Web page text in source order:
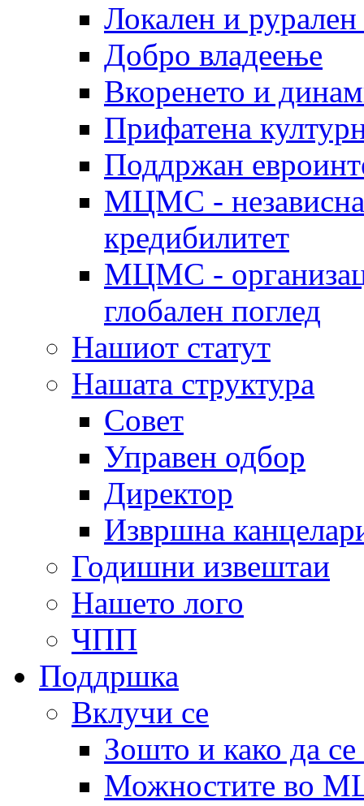
Локален и рурален
Добро владеење
Вкоренето и
Прифатена
Поддржан
МЦМС - независна
кредибилитет
МЦМС -
глобален поглед
Нашиот статут
Нашата структура
Совет
Управен одбор
Директор
Извршна
Годишни извештаи
Нашето лого
ЧПП
Поддршка
Вклучи се
Зошто и како да
Можностите во